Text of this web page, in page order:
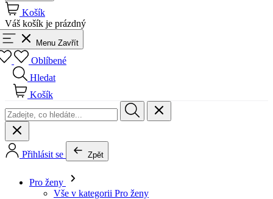
Košík
Váš košík je prázdný
Menu Zavřít
Oblíbené
Hledat
Košík
Přihlásit se Zpět
Pro ženy
Vše v kategorii Pro ženy